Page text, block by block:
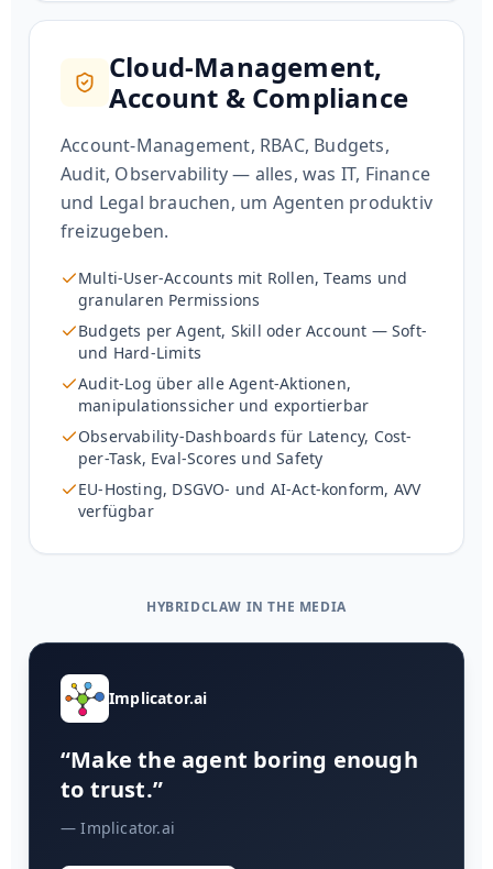
Cloud-Management,
Account & Compliance
Account-Management, RBAC, Budgets,
Audit, Observability — alles, was IT, Finance
und Legal brauchen, um Agenten produktiv
freizugeben.
Multi-User-Accounts mit Rollen, Teams und
granularen Permissions
Budgets per Agent, Skill oder Account — Soft-
und Hard-Limits
Audit-Log über alle Agent-Aktionen,
manipulationssicher und exportierbar
Observability-Dashboards für Latency, Cost-
per-Task, Eval-Scores und Safety
EU-Hosting, DSGVO- und AI-Act-konform, AVV
verfügbar
HYBRIDCLAW IN THE MEDIA
Implicator.ai
“Make the agent boring enough
to trust.”
— Implicator.ai